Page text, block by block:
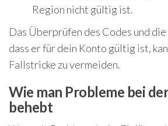
Region nicht gültig ist.
Das Überprüfen des Codes und
dass er für dein Konto gültig ist,
Fallstricke zu vermeiden.
Wie man Probleme bei
behebt